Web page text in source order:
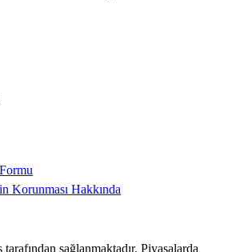
Korunması Hakkında
sağlanmaktadır. Piyasalarda